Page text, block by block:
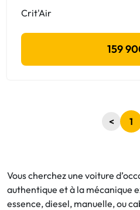
Crit'Air
159
< 1
Vous cherchez une voiture
authentique et à la mécanique
essence, diesel, manuelle, ou